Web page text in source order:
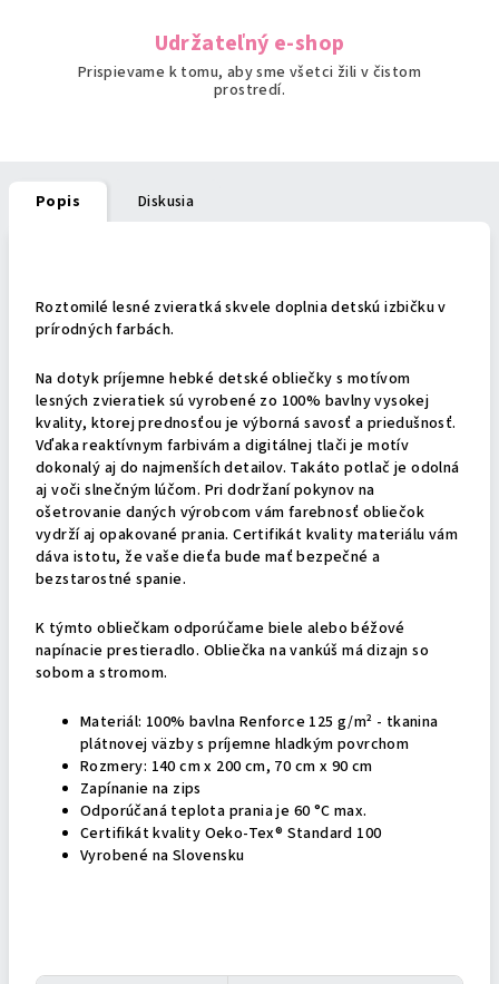
Udržateľný e-shop
Prispievame k tomu, aby sme všetci žili v čistom
prostredí.
Popis Diskusia
Roztomilé lesné zvieratká skvele doplnia detskú izbičku v
prírodných farbách.
Na dotyk príjemne hebké detské obliečky s motívom
lesných zvieratiek sú vyrobené zo 100% bavlny vysokej
kvality, ktorej prednosťou je výborná savosť a priedušnosť.
Vďaka reaktívnym farbivám a digitálnej tlači je motív
dokonalý aj do najmenších detailov. Takáto potlač je odolná
aj voči slnečným lúčom. Pri dodržaní pokynov na
ošetrovanie daných výrobcom vám farebnosť obliečok
vydrží aj opakované prania. Certifikát kvality materiálu vám
dáva istotu, že vaše dieťa bude mať bezpečné a
bezstarostné spanie.
K týmto obliečkam odporúčame biele alebo béžové
napínacie prestieradlo. Obliečka na vankúš má dizajn so
sobom a stromom.
Materiál: 100% bavlna Renforce 125 g/m² - tkanina
plátnovej väzby s príjemne hladkým povrchom
Rozmery: 140 cm x 200 cm, 70 cm x 90 cm
Zapínanie na zips
Odporúčaná teplota prania je 60 °C max.
Certifikát kvality Oeko-Tex® Standard 100
Vyrobené na Slovensku